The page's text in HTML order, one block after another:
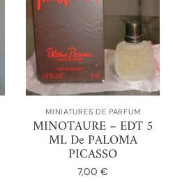
MINIATURES DE PARFUM
MINOTAURE – EDT 5
ML De PALOMA
PICASSO
7,00€